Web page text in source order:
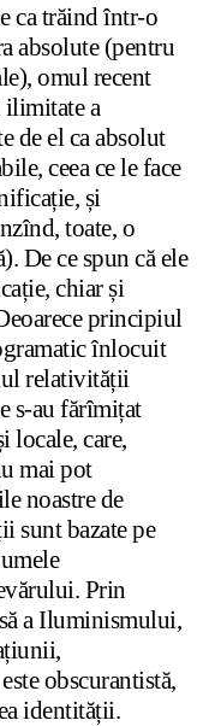
ca trăind într-o
absolute (pentru
omul recent
a
de el ca absolut
ceea ce le face
și
toate, o
De ce spun că ele
chiar și
principiul
înlocuit
relativității
s-au fărîmițat
locale, care,
mai pot
noastre de
sunt bazate pe
Prin
a Iluminismului,
obscurantistă,
identității.